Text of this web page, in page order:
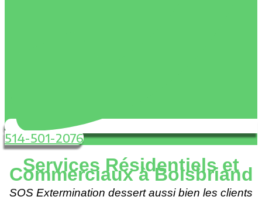
514-501-2076
Services Résidentiels et
Commerciaux à Boisbriand
SOS Extermination dessert aussi bien les clients